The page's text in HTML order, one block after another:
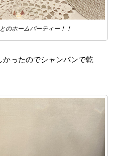
のホームパーティー！！
ったのでシャンパンで乾